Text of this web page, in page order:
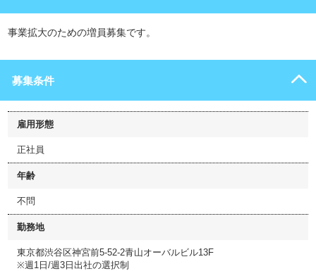
事業拡大のための増員募集です。
募集条件
雇用形態
正社員
年齢
不問
勤務地
東京都渋谷区神宮前5-52-2青山オーバルビル13F
※週1日/週3日出社の選択制